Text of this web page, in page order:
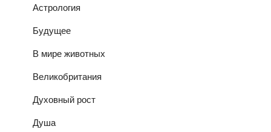
Астрология
Будущее
В мире животных
Великобритания
Духовный рост
Душа